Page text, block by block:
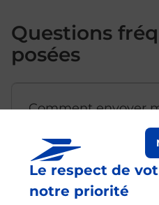
Le respect de
notre priorité
Questions
posées
Comment envoyer
Est-il possible
emballage